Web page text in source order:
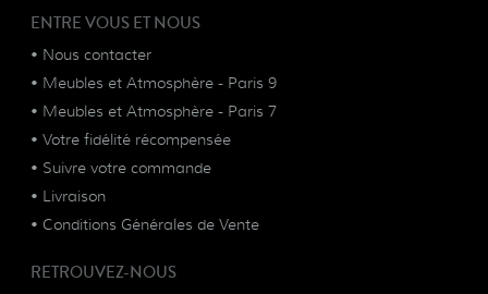
ENTRE VOUS ET NOUS
• Nous contacter
• Meubles et Atmosphère - Paris 9
• Meubles et Atmosphère - Paris 7
• Votre fidélité récompensée
• Suivre votre commande
• Livraison
• Conditions Générales de Vente
RETROUVEZ-NOUS